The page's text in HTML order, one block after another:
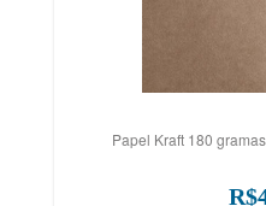
Papel Kraft 180